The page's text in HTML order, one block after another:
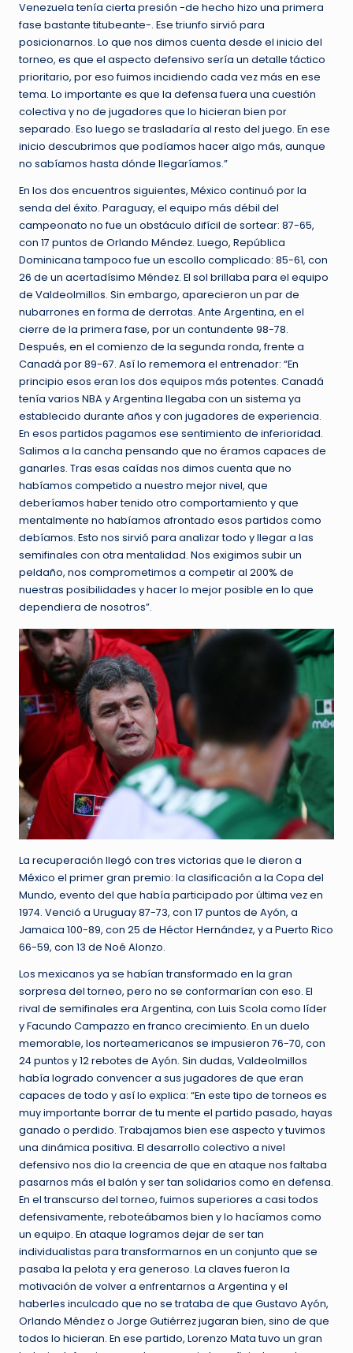
Venezuela tenía cierta presión -de hecho hizo una primera
fase bastante titubeante-. Ese triunfo sirvió para
posicionarnos. Lo que nos dimos cuenta desde el inicio del
torneo, es que el aspecto defensivo sería un detalle táctico
prioritario, por eso fuimos incidiendo cada vez más en ese
tema. Lo importante es que la defensa fuera una cuestión
colectiva y no de jugadores que lo hicieran bien por
separado. Eso luego se trasladaría al resto del juego. En ese
inicio descubrimos que podíamos hacer algo más, aunque
no sabíamos hasta dónde llegaríamos.”
En los dos encuentros siguientes, México continuó por la
senda del éxito. Paraguay, el equipo más débil del
campeonato no fue un obstáculo difícil de sortear: 87-65,
con 17 puntos de Orlando Méndez. Luego, República
Dominicana tampoco fue un escollo complicado: 85-61, con
26 de un acertadísimo Méndez. El sol brillaba para el equipo
de Valdeolmillos. Sin embargo, aparecieron un par de
nubarrones en forma de derrotas. Ante Argentina, en el
cierre de la primera fase, por un contundente 98-78.
Después, en el comienzo de la segunda ronda, frente a
Canadá por 89-67. Así lo rememora el entrenador: “En
principio esos eran los dos equipos más potentes. Canadá
tenía varios NBA y Argentina llegaba con un sistema ya
establecido durante años y con jugadores de experiencia.
En esos partidos pagamos ese sentimiento de inferioridad.
Salimos a la cancha pensando que no éramos capaces de
ganarles. Tras esas caídas nos dimos cuenta que no
habíamos competido a nuestro mejor nivel, que
deberíamos haber tenido otro comportamiento y que
mentalmente no habíamos afrontado esos partidos como
debíamos. Esto nos sirvió para analizar todo y llegar a las
semifinales con otra mentalidad. Nos exigimos subir un
peldaño, nos comprometimos a competir al 200% de
nuestras posibilidades y hacer lo mejor posible en lo que
dependiera de nosotros”.
La recuperación llegó con tres victorias que le dieron a
México el primer gran premio: la clasificación a la Copa del
Mundo, evento del que había participado por última vez en
1974. Venció a Uruguay 87-73, con 17 puntos de Ayón, a
Jamaica 100-89, con 25 de Héctor Hernández, y a Puerto Rico
66-59, con 13 de Noé Alonzo.
Los mexicanos ya se habían transformado en la gran
sorpresa del torneo, pero no se conformarían con eso. El
rival de semifinales era Argentina, con Luis Scola como líder
y Facundo Campazzo en franco crecimiento. En un duelo
memorable, los norteamericanos se impusieron 76-70, con
24 puntos y 12 rebotes de Ayón. Sin dudas, Valdeolmillos
había logrado convencer a sus jugadores de que eran
capaces de todo y así lo explica: “En este tipo de torneos es
muy importante borrar de tu mente el partido pasado, hayas
ganado o perdido. Trabajamos bien ese aspecto y tuvimos
una dinámica positiva. El desarrollo colectivo a nivel
defensivo nos dio la creencia de que en ataque nos faltaba
pasarnos más el balón y ser tan solidarios como en defensa.
En el transcurso del torneo, fuimos superiores a casi todos
defensivamente, reboteábamos bien y lo hacíamos como
un equipo. En ataque logramos dejar de ser tan
individualistas para transformarnos en un conjunto que se
pasaba la pelota y era generoso. La claves fueron la
motivación de volver a enfrentarnos a Argentina y el
haberles inculcado que no se trataba de que Gustavo Ayón,
Orlando Méndez o Jorge Gutiérrez jugaran bien, sino de que
todos lo hicieran. En ese partido, Lorenzo Mata tuvo un gran